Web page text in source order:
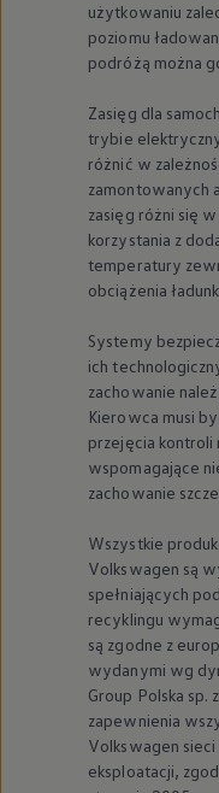
użytkowaniu
poziomu
podróżą można
Zasięg dla
trybie
różnić w
zamontowanych
zasięg różni się
korzystania z
temperatury
obciążenia
Systemy
ich
zachowanie
Kierowca musi
przejęcia kontroli
wspomagające
zachowanie
Wszystkie
Volkswagen są
spełniających
recyklingu
są zgodne z
wydanymi wg
Group Polska sp.
zapewnienia
Volkswagen
eksploatacji,